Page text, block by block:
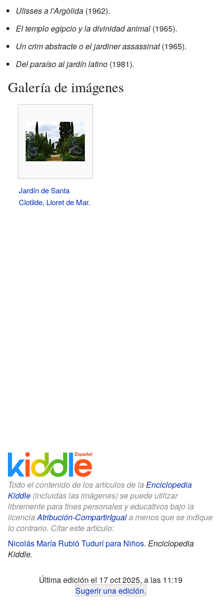
Ulisses a l'Argòlida (1962).
El templo egipcio y la divinidad animal (1965).
Un crim abstracte o el jardiner assassinat(1965).
Del paraíso al jardín latino (1981).
Galería de imágenes
Jardín de Santa
Clotilde, Lloret de Mar.
Todo el contenido de los artículos de la Enciclopedia
Kiddle (incluidas las imágenes) se puede utilizar
libremente para fines personales y educativos bajo la
licencia Atribución-CompartirIguala menos que se indique
lo contrario. Citar este artículo:
Nicolás María Rubió Tudurí para Niños. Enciclopedia
Kiddle.
Última edición el 17 oct 2025, a las 11:19
Sugerir una edición.